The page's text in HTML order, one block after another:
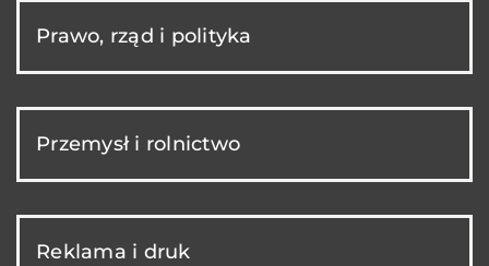
Prawo, rząd i polityka
Przemysł i rolnictwo
Reklama i druk